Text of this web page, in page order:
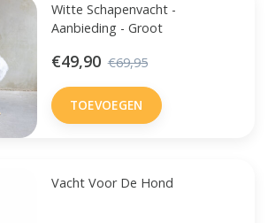
Witte Schapenvacht -
Aanbieding - Groot
€49,90 €69,95
TOEVOEGEN
Vacht Voor De Hond